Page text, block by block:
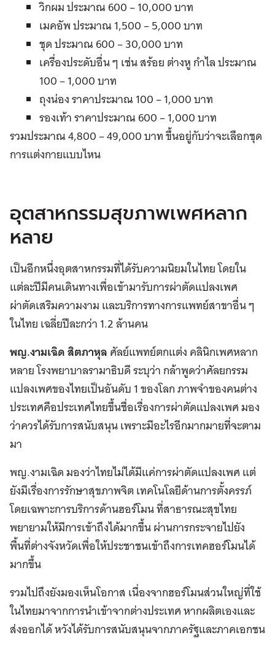
วิกผม ประมาณ 600 – 10,000 บาท
เมคอัพ ประมาณ 1,500 – 5,000 บาท
ชุด ประมาณ 600 – 30,000 บาท
เครื่องประดับอื่น ๆ เช่น สร้อย ต่างหู กำไล ประมาณ
100 – 1,000 บาท
ถุงน่อง ราคาประมาณ 100 – 1,000 บาท
รองเท้า ราคาประมาณ 600 – 1,000 บาท
รวมประมาณ 4,800 – 49,000 บาท ขึ้นอยู่กับว่าจะเลือกชุด
การแต่งกายแบบไหน
อุตสาหกรรมสุขภาพเพศหลาก
หลาย
เป็นอีกหนึ่งอุตสาหกรรมที่ได้รับความนิยมในไทย โดยใน
แต่ละปีมีคนเดินทางเพื่อเข้ามารับการผ่าตัดแปลงเพศ
ผ่าตัดเสริมความงาม และบริการทางการแพทย์สาขาอื่น ๆ
ในไทยเฉลี่ยปีละกว่า 1.2 ล้านคน
พญ.งามเฉิด สิตภาหุลศัลย์แพทย์ตกแต่ง คลินิกเพศหลาก
หลาย โรงพยาบาลรามาธิบดี ระบุว่า กล้าพูดว่าศัลยกรรม
แปลงเพศของไทยเป็นอันดับ 1 ของโลก ภาพจำของคนต่าง
ประเทศคือประเทศไทยขึ้นชื่อเรื่องการผ่าตัดแปลงเพศ มอง
ว่าควรได้รับการสนับสนุน เพราะมีอะไรอีกมากมายที่จะตาม
มา
พญ.งามเฉิด มองว่าไทยไม่ได้มีแค่การผ่าตัดแปลงเพศ แต่
ยังมีเรื่องการรักษาสุขภาพจิต เทคโนโลยีด้านการตั้งครรภ์
โดยเฉพาะการบริการด้านฮอร์โมน ที่สาธารณะสุขไทย
พยายามให้มีการเข้าถึงได้มากขึ้น ผ่านการกระจายไปยัง
พื้นที่ต่างจังหวัดเพื่อให้ประชาชนเข้าถึงการเทคฮอร์โมนได้
มากขึ้น
รวมไปถึงยังมองเห็นโอกาส เนื่องจากฮอร์โมนส่วนใหญ่ที่ใช้
ในไทยมาจากการนำเข้าจากต่างประเทศ หากผลิตเองและ
ส่งออกได้ หวังได้รับการสนับสนุนจากภาครัฐและภาคเอกชน